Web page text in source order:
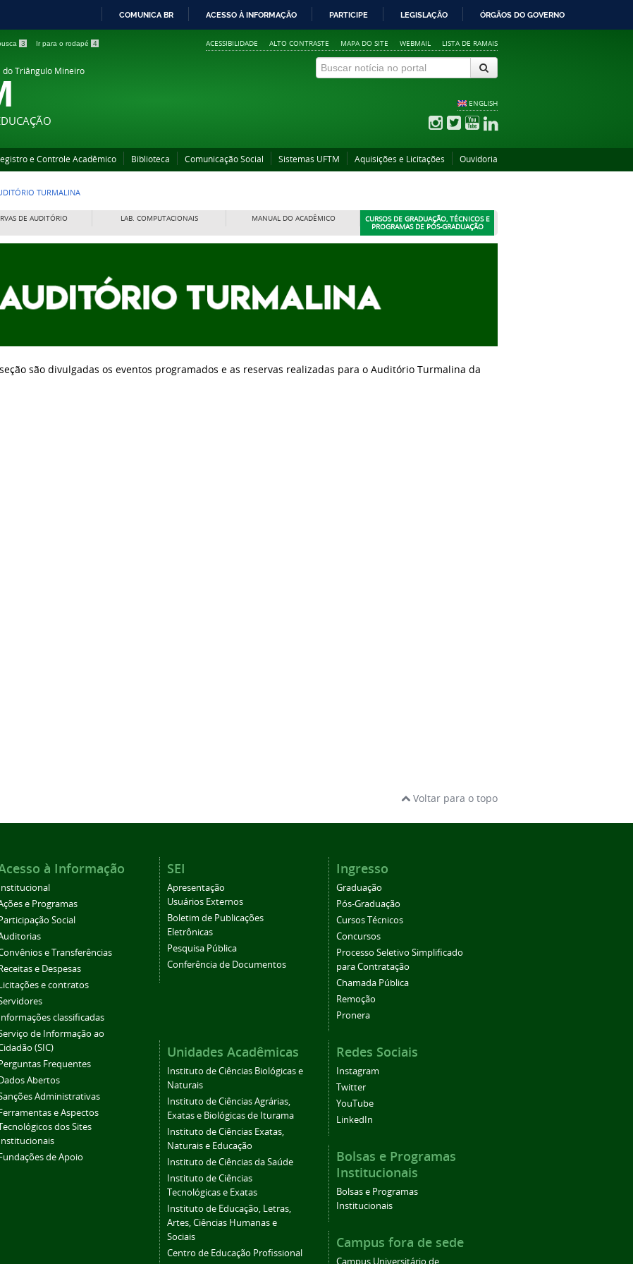
COMUNICA BR ACESSO À INFORMAÇÃO PARTICIPE LEGISLAÇÃO ÓRGÃOS DO GOVERNO
3 Ir para o rodapé 4 ACESSIBILIDADE ALTO CONTRASTE MAPA DO SITE WEBMAIL LISTA DE RAMAIS
do Triângulo Mineiro
ENGLISH
e Controle Acadêmico Biblioteca Comunicação Social Sistemas UFTM Aquisições e Licitações Ouvidoria
TURMALINA
DE AUDITÓRIO LAB. COMPUTACIONAIS MANUAL DO ACADÊMICO
CURSOS DE GRADUAÇÃO, TÉCNICOS E
PROGRAMAS DE PÓS-GRADUAÇÃO
são divulgadas os eventos programados e as reservas realizadas para o Auditório Turmalina da
Voltar para o topo
à Informação
e Programas
Social
e Transferências
e Despesas
e contratos
classificadas
de Informação ao
(SIC)
Frequentes
Abertos
Administrativas
e Aspectos
dos Sites
de Apoio
SEI
Apresentação
Usuários Externos
Boletim de Publicações
Eletrônicas
Pesquisa Pública
Conferência de Documentos
Ingresso
Graduação
Pós-Graduação
Cursos Técnicos
Concursos
Processo Seletivo Simplificado
para Contratação
Chamada Pública
Remoção
Pronera
Unidades Acadêmicas
Instituto de Ciências Biológicas e
Naturais
Instituto de Ciências Agrárias,
Exatas e Biológicas de Iturama
Instituto de Ciências Exatas,
Naturais e Educação
Instituto de Ciências da Saúde
Instituto de Ciências
Tecnológicas e Exatas
Instituto de Educação, Letras,
Artes, Ciências Humanas e
Sociais
Centro de Educação Profissional
Redes Sociais
Instagram
Twitter
YouTube
LinkedIn
Bolsas e Programas
Institucionais
Bolsas e Programas
Institucionais
Campus fora de sede
Campus Universitário de